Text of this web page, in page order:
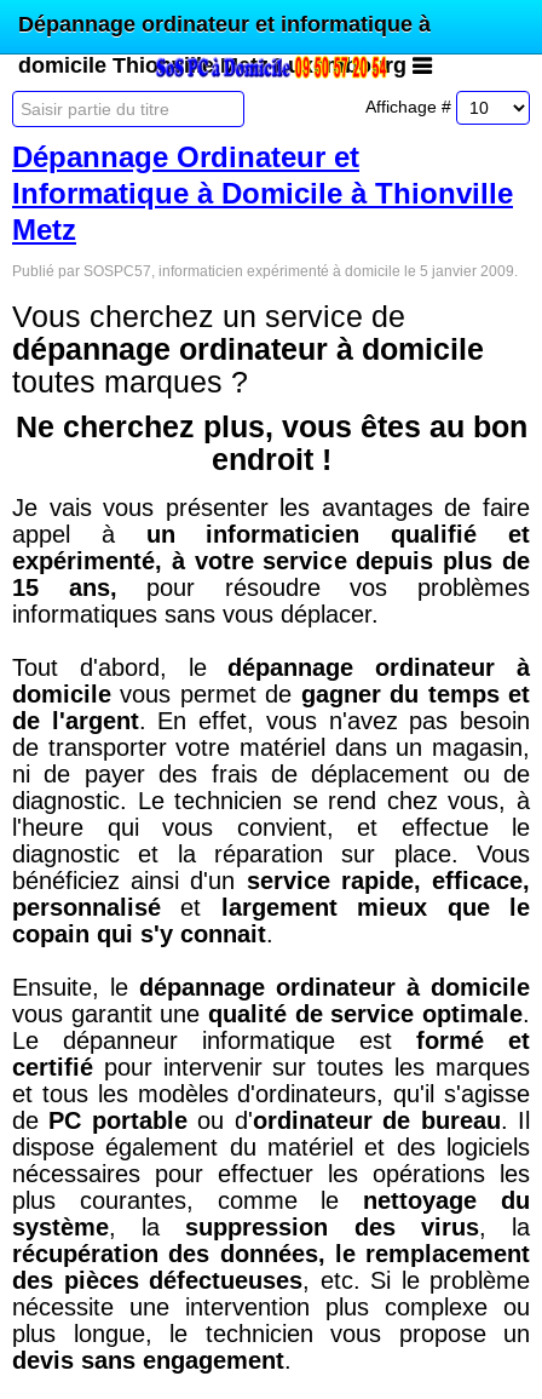
Dépannage ordinateur et informatique à
domicile Thionville Metz Luxembourg
Affichage #
Dépannage Ordinateur et
Informatique à Domicile à Thionville
Metz
Publié par SOSPC57, informaticien expérimenté à domicile le 5 janvier 2009.
Vous cherchez un service de
dépannage ordinateur à domicile
toutes marques ?
Ne cherchez plus, vous êtes au bon
endroit !
Je vais vous présenter les avantages de faire
appel à un informaticien qualifié et
expérimenté, à votre service depuis plus de
15 ans, pour résoudre vos problèmes
informatiques sans vous déplacer.
Tout d'abord, ledépannage ordinateur à
domicile vous permet de gagner du temps et
de l'argent. En effet, vous n'avez pas besoin
de transporter votre matériel dans un magasin,
ni de payer des frais de déplacement ou de
diagnostic. Le technicien se rend chez vous, à
l'heure qui vous convient, et effectue le
diagnostic et la réparation sur place. Vous
bénéficiez ainsi d'un service rapide, efficace,
personnalisé et
largement mieux que le
copain qui s'y connait.
Ensuite, le dépannage ordinateur à domicile
vous garantit une qualité de service optimale.
Le dépanneur informatique est formé et
certifié pour intervenir sur toutes les marques
et tous les modèles d'ordinateurs, qu'il s'agisse
de PC portableou d'ordinateur de bureau. Il
dispose également du matériel et des logiciels
nécessaires pour effectuer les opérations les
plus courantes, comme le nettoyage du
système, lasuppression des virus, la
récupération des données, le remplacement
des pièces défectueuses, etc. Si le problème
nécessite une intervention plus complexe ou
plus longue, le technicien vous propose un
devis sans engagement.